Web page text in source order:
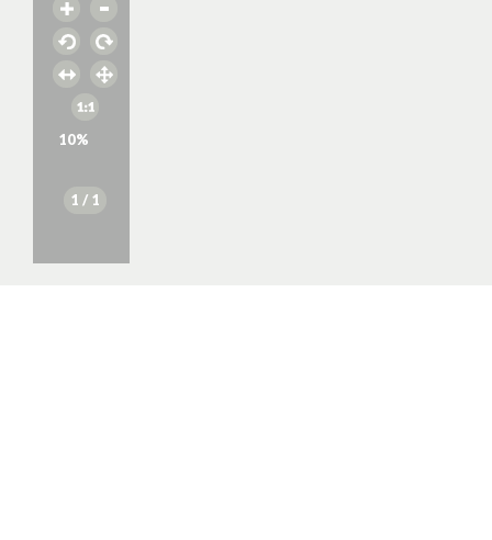
10%
1 / 1